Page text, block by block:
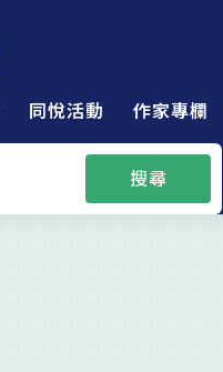
同悅活動 作家專欄
搜尋